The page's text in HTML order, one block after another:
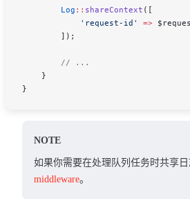
        Log
:: shareContext ([
            'request-id'
=>
        ]);
        // ...
    }
}
NOTE
如果你需要在处理队列任务时共享
middleware。